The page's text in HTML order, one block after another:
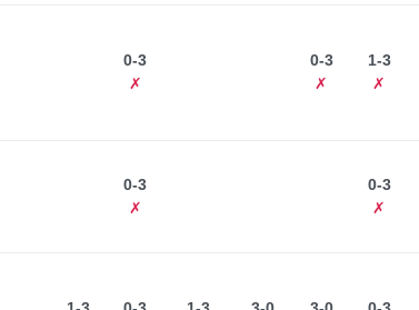
0-3
✗
0-3
✗
1-3
✗
0-3
✗
0-3
✗